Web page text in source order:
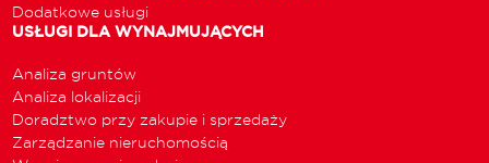
Dodatkowe usługi
USŁUGI DLA WYNAJMUJĄCYCH
Analiza gruntów
Analiza lokalizacji
Doradztwo przy zakupie i sprzedaży
Zarządzanie nieruchomością